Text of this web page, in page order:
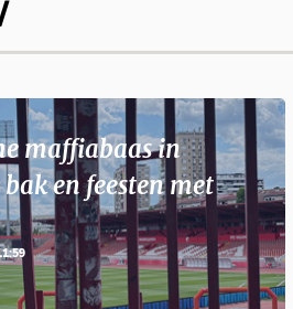
maffiabaas in
en feesten met